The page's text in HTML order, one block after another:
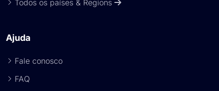
Todos os países & Regions
Ajuda
Fale conosco
FAQ